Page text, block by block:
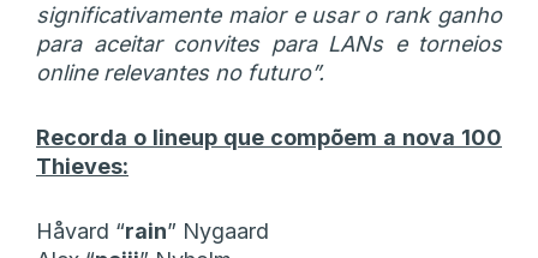
significativamente maior e usar o rank ganho
para aceitar convites para LANs e torneios
online relevantes no futuro”.
Recorda o lineup que compõem a nova 100
Thieves:
Håvard “⁠rain⁠” Nygaard